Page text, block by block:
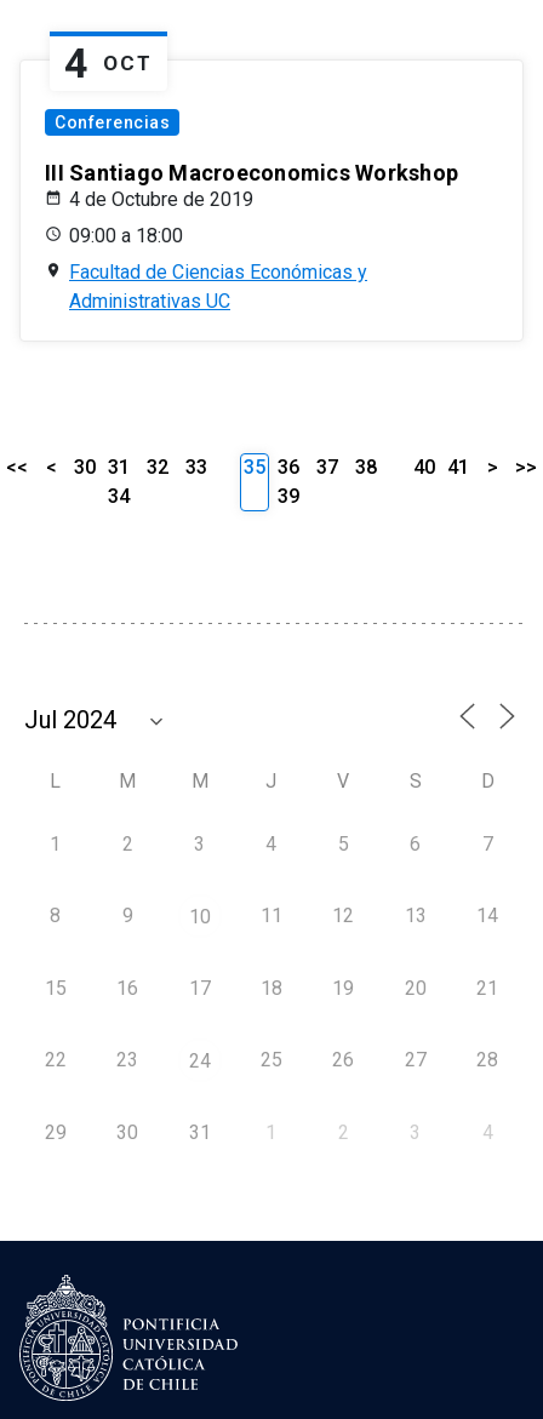
4 OCT
Conferencias
III Santiago Macroeconomics Workshop
4 de Octubre de 2019
09:00 a 18:00
Facultad de Ciencias Económicas y
Administrativas UC
<< < 30 31 32
33
34
35 36 37
38
39
40 41 > >>
L M M J V S D
1 2 3 4 5 6 7
8 9 10 11 12 13 14
15 16 17 18 19 20 21
22 23 24 25 26 27 28
29 30 31 1 2 3 4